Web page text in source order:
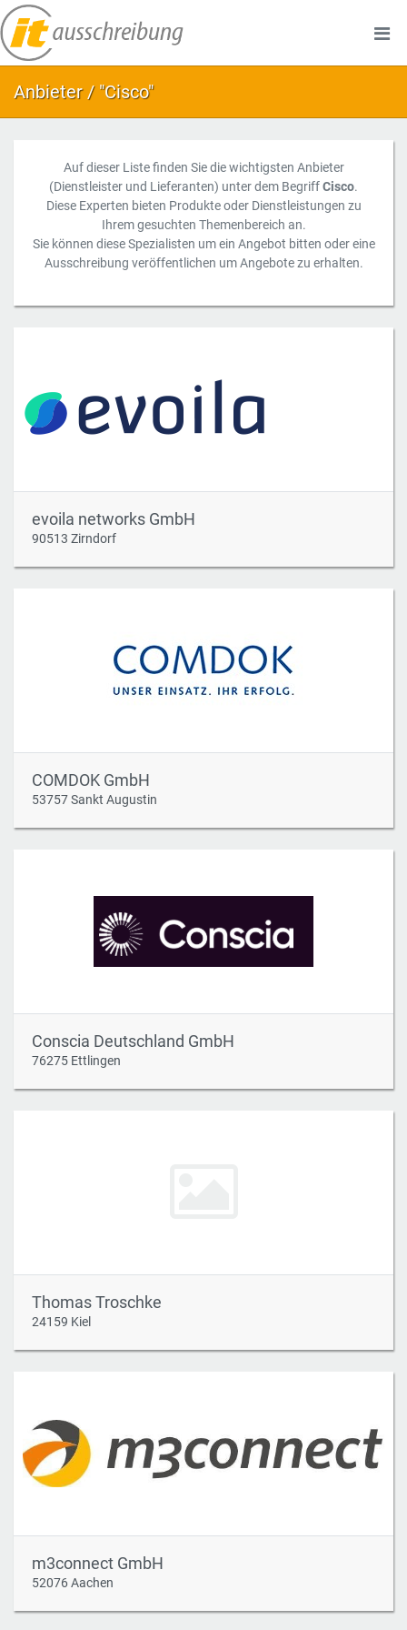
Anbieter / "Cisco"
Auf dieser Liste finden Sie die wichtigsten Anbieter
(Dienstleister und Lieferanten) unter dem BegriffCisco.
Diese Experten bieten Produkte oder Dienstleistungen zu
Ihrem gesuchten Themenbereich an.
Sie können diese Spezialisten um ein Angebot bitten oder eine
Ausschreibung veröffentlichen um Angebote zu erhalten.
evoila networks GmbH
90513 Zirndorf
COMDOK GmbH
53757 Sankt Augustin
Conscia Deutschland GmbH
76275 Ettlingen
Thomas Troschke
24159 Kiel
m3connect GmbH
52076 Aachen